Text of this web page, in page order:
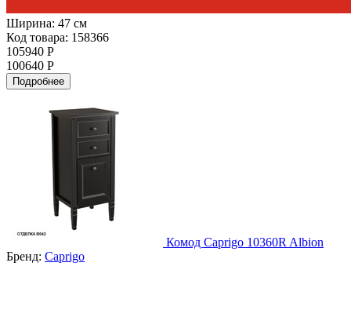
Ширина: 47 см
Код товара: 158366
105940 Р
100640 Р
Подробнее
Комод Caprigo 10360R Albion
Бренд: Caprigo